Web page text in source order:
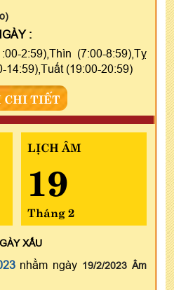
:
2:59),Thìn (7:00-8:59),Tỵ
14:59),Tuất (19:00-20:59)
CHI TIẾT
LỊCH ÂM
19
Tháng 2
XẤU
nhằm ngày 19/2/2023 Âm